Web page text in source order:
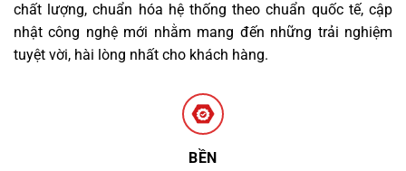
chất lượng, chuẩn hóa hệ thống theo chuẩn quốc tế, cập
nhật công nghệ mới nhằm mang đến những trải nghiệm
tuyệt vời, hài lòng nhất cho khách hàng.
BỀN